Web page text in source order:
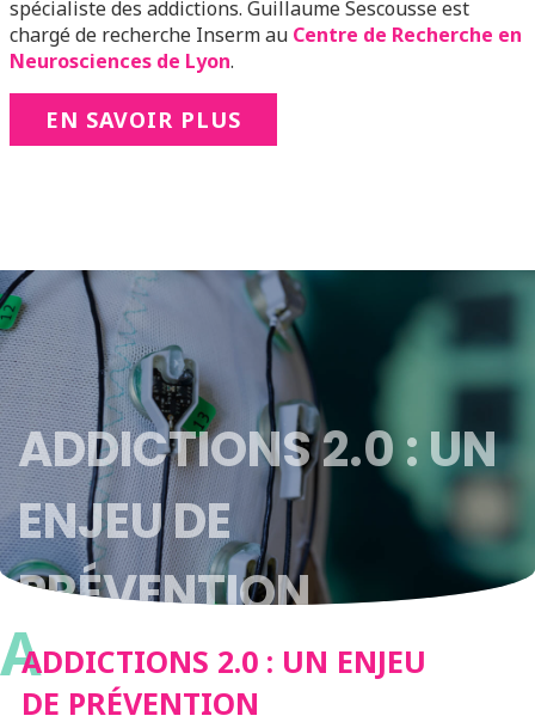
spécialiste des addictions. Guillaume Sescousse est
chargé de recherche Inserm au Centre de Recherche en
Neurosciences de Lyon.
EN SAVOIR PLUS
ADDICTIONS 2.0 : UN
ENJEU DE
PRÉVENTION
AADDICTIONS 2.0 : UN ENJEU
DE PRÉVENTION